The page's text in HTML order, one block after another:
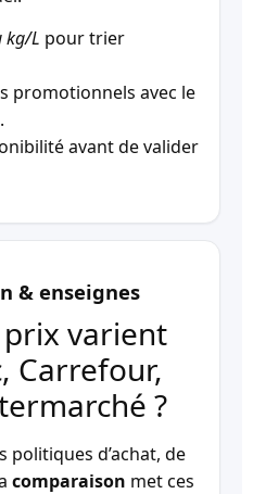
kg/L pour trier
promotionnels avec le
avant de valider
& enseignes
varient
Carrefour,
?
politiques d’achat, de
comparaison met ces